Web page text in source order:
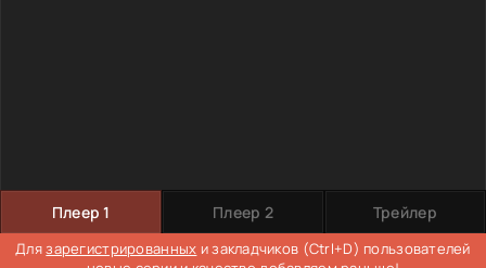
Плеер 1 Плеер 2 Трейлер
Длязарегистрированных и закладчиков (Ctrl+D) пользователей